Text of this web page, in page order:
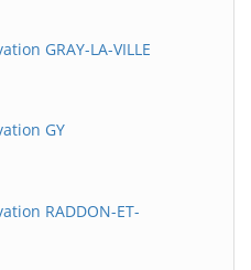
GRAY-LA-VILLE
GY
RADDON-ET-